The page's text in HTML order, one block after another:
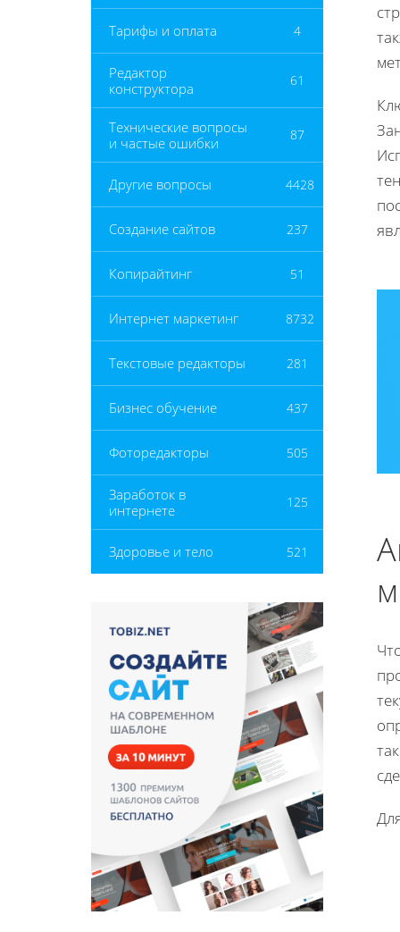
Тарифы и оплата 4
Редактор
конструктора
61
Технические вопросы
и частые ошибки
87
Другие вопросы 4428
Создание сайтов 237
Копирайтинг 51
Интернет маркетинг 8732
Текстовые редакторы 281
Бизнес обучение 437
Фоторедакторы 505
Заработок в
интернете
125
Здоровье и тело 521